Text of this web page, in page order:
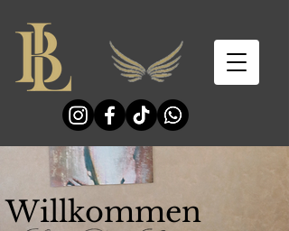
Willkommen